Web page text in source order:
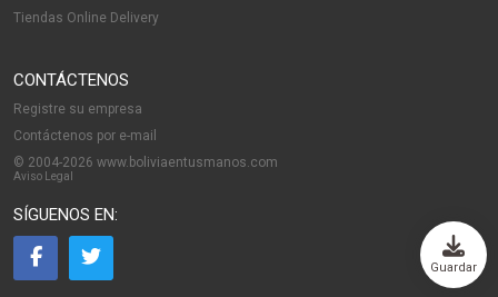
Guardar
Tiendas Online Delivery
CONTÁCTENOS
Registre su empresa
Contáctenos por e-mail
© 2004-2026 www.boliviaentusmanos.com
Aviso Legal
SÍGUENOS EN: